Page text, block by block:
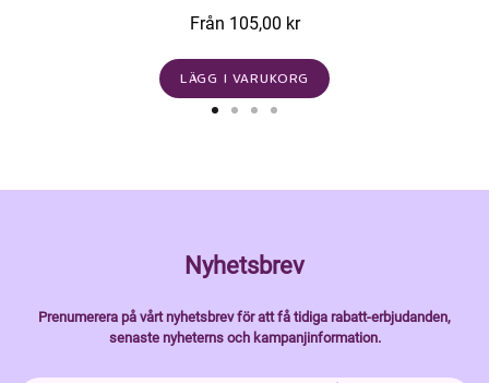
Från 105,00 kr
LÄGG I VARUKORG
Nyhetsbrev
Prenumerera på vårt nyhetsbrev för att få tidiga rabatt-erbjudanden,
senaste nyheterns och kampanjinformation.